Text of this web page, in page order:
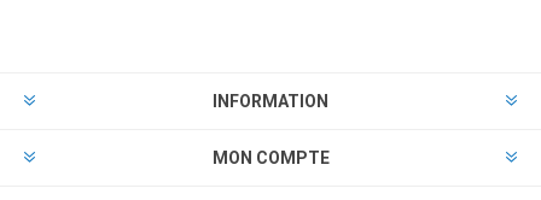
INFORMATION
MON COMPTE